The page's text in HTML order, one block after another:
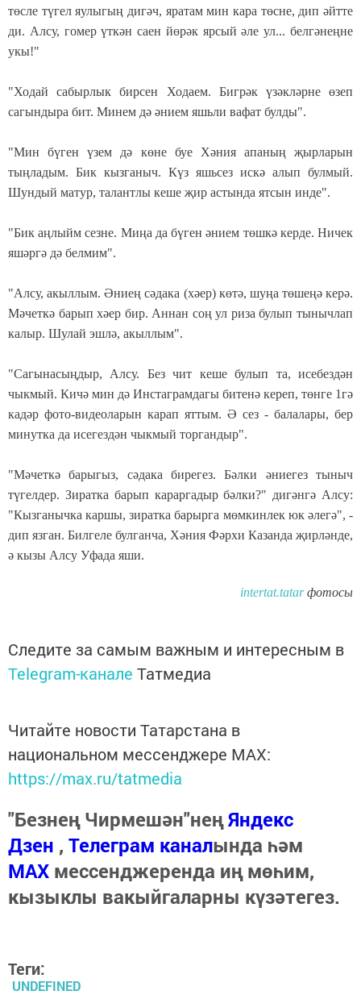
төсле түгел яулыгың дигәч, яратам мин кара төсне, дип әйтте
ди. Алсу, гомер үткән саен йөрәк ярсый әле ул... белгәнеңне
укы!"
"Ходай сабырлык бирсен Ходаем. Бигрәк үзәкләрне өзеп
сагындыра бит. Минем дә әнием яшьли вафат булды".
"Мин бүген үзем дә көне буе Хәния апаның җырларын
тыңладым. Бик кызганыч. Күз яшьсез искә алып булмый.
Шундый матур, талантлы кеше җир астында ятсын инде".
"Бик аңлыйм сезне. Миңа да бүген әнием төшкә керде. Ничек
яшәргә дә белмим".
"Алсу, акыллым. Әниең сәдака (хәер) көтә, шуңа төшеңә керә.
Мәчеткә барып хәер бир. Аннан соң ул риза булып тынычлап
калыр. Шулай эшлә, акыллым".
"Сагынасыңдыр, Алсу. Без чит кеше булып та, исебездән
чыкмый. Кичә мин дә Инстаграмдагы битенә кереп, төнге 1гә
кадәр фото-видеоларын карап яттым. Ә сез - балалары, бер
минутка да исегездән чыкмый торгандыр".
"Мәчеткә барыгыз, сәдака бирегез. Бәлки әниегез тыныч
түгелдер. Зиратка барып караргадыр бәлки?" дигәнгә Алсу:
"Кызганычка каршы, зиратка барырга мөмкинлек юк әлегә", -
дип язган. Билгеле булганча, Хәния Фәрхи Казанда җирләнде,
ә кызы Алсу Уфада яши.
intertat.tatarфотосы
Следите за самым важным и интересным в
Telegram-канале Татмедиа
Читайте новости Татарстана в
национальном мессенджере MАХ:
https://max.ru/tatmedia
"Безнең Чирмешән"неңЯндекс
Дзен , Телеграм каналында һәм
МАХ мессенджеренда иң мөһим,
кызыклы вакыйгаларны күзәтегез.
Теги:
UNDEFINED